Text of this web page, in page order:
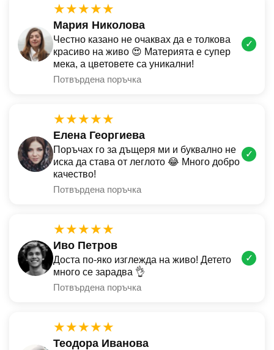
★★★★★
Мария Николова
Честно казано не очаквах да е толкова
красиво на живо 😍 Материята е супер
мека, а цветовете са уникални!
Потвърдена поръчка
✓
★★★★★
Елена Георгиева
Поръчах го за дъщеря ми и буквално не
иска да става от леглото 😂 Много добро
качество!
Потвърдена поръчка
✓
★★★★★
Иво Петров
Доста по-яко изглежда на живо! Детето
много се зарадва 👌
Потвърдена поръчка
✓
★★★★★
Теодора Иванова